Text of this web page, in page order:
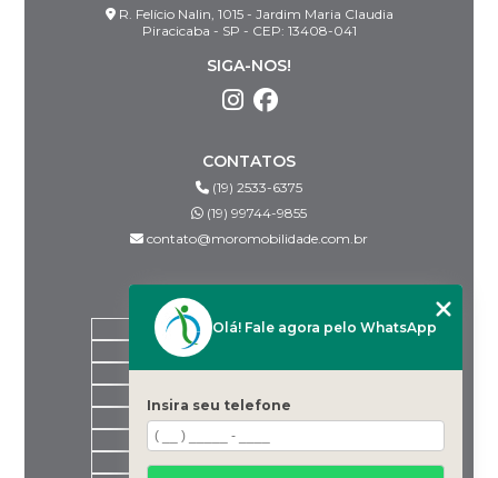
R. Felício Nalin, 1015 - Jardim Maria Claudia
Piracicaba - SP - CEP: 13408-041
SIGA-NOS!
CONTATOS
(19) 2533-6375
(19) 99744-9855
contato@moromobilidade.com.br
HOME
PRODUTOS
DESPACHANTES PARCEIROS
CONTATO
CATEGORIAS
Olá! Fale agora pelo WhatsApp
Insira seu telefone